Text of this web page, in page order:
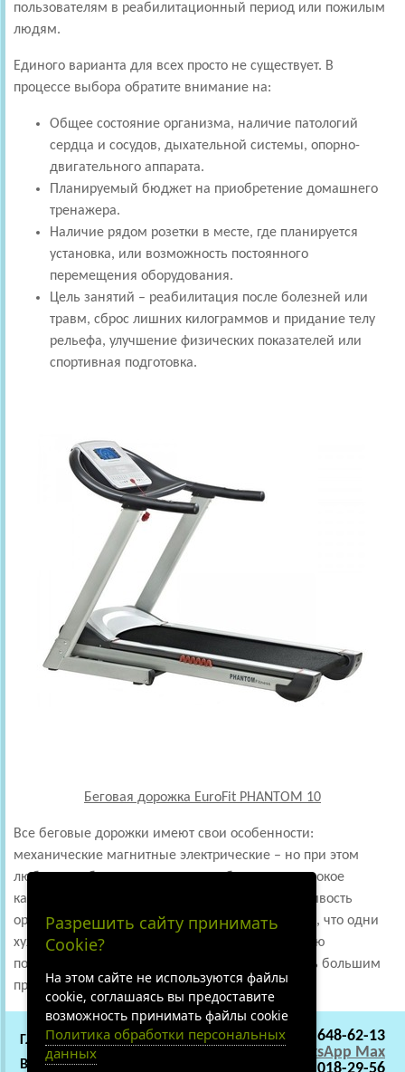
пользователям в реабилитационный период или пожилым
людям.
Единого варианта для всех просто не существует. В
процессе выбора обратите внимание на:
Общее состояние организма, наличие патологий
сердца и сосудов, дыхательной системы, опорно-
двигательного аппарата.
Планируемый бюджет на приобретение домашнего
тренажера.
Наличие рядом розетки в месте, где планируется
установка, или возможность постоянного
перемещения оборудования.
Цель занятий – реабилитация после болезней или
травм, сброс лишних килограммов и придание телу
рельефа, улучшение физических показателей или
спортивная подготовка.
Беговая дорожка EuroFit PHANTOM 10
Все беговые дорожки имеют свои особенности:
механические магнитные электрические – но при этом
любая подобная техника готова обеспечить высокое
качество кардиотренировок и повысить выносливость
организма. Поэтому некорректно говорить о том, что одни
хуже, другие лучше. То, что одному пользователю
покажется недостатком, для другого может быть большим
преимуществом.
+7 (495) 648-62-13
WhatsApp Max
ГЛАВНАЯ
СОТРУДНИЧЕСТВО
ВАКАНСИИ
Разрешить сайту принимать
Cookie?
На этом сайте не используются файлы
cookie, соглашаясь вы предоставите
возможность принимать файлы cookie
Политика обработки персональных
данных